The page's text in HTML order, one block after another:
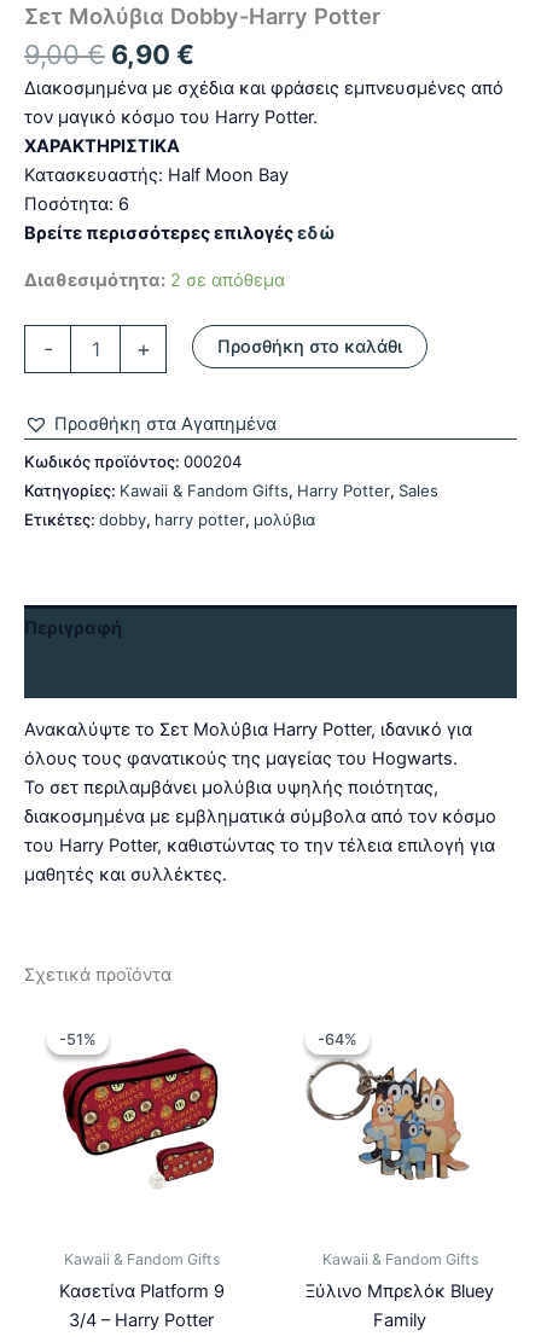
Σετ Μολύβια Dobby-Harry Potter
9,00€ Original
price
was:
9,00 €.
6,90 €
τρέχουσα
τιμή
6,90 €.
Διακοσμημένα με σχέδια και φράσεις εμπνευσμένες από
τον μαγικό κόσμο του Harry Potter.
ΧΑΡΑΚΤΗΡΙΣΤΙΚΑ
Κατασκευαστής: Half Moon Bay
Ποσότητα: 6
Βρείτε περισσότερες επιλογέςεδώ
Διαθεσιμότητα: 2 σε απόθεμα
-
Potter
ποσότητα
+ Προσθήκη στο καλάθι
Προσθήκη στα Αγαπημένα
Κωδικός προϊόντος: 000204
Κατηγορίες: Kawaii & Fandom Gifts, Harry Potter, Sales
Ετικέτες: dobby, harry potter, μολύβια
Περιγραφή
Ανακαλύψτε το Σετ Μολύβια Harry Potter, ιδανικό για
όλους τους φανατικούς της μαγείας του Hogwarts.
Το σετ περιλαμβάνει μολύβια υψηλής ποιότητας,
διακοσμημένα με εμβληματικά σύμβολα από τον κόσμο
του Harry Potter, καθιστώντας το την τέλεια επιλογή για
μαθητές και συλλέκτες.
Σχετικά προϊόντα
-51%
-51%
Kawaii & Fandom Gifts
Κασετίνα Platform 9
3/4 – Harry Potter
-64%
-64%
Kawaii & Fandom Gifts
Ξύλινο Μπρελόκ Bluey
Family